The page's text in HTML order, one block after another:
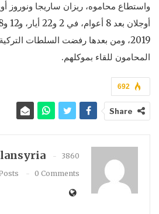
واستطاع محاموه، ريزان ساريجا ونوروز
2019، ومن بعدها رفضت السلطات
المحامون للقاء بموكلهم.
692
Share
3860
0 Comments